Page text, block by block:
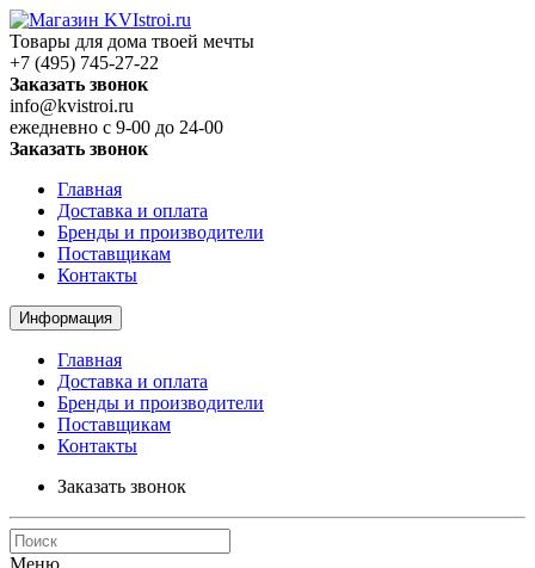
Товары для дома твоей мечты
+7 (495) 745-27-22
Заказать звонок
info@kvistroi.ru
ежедневно с 9-00 до 24-00
Заказать звонок
Главная
Доставка и оплата
Бренды и производители
Поставщикам
Контакты
Информация
Главная
Доставка и оплата
Бренды и производители
Поставщикам
Контакты
Заказать звонок
Меню